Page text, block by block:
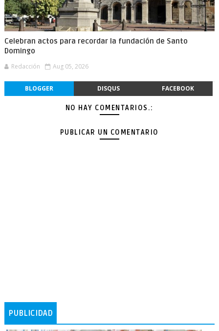
Celebran actos para recordar la fundación de Santo
Domingo
Redacción Aug 05, 2026
BLOGGER DISQUS FACEBOOK
NO HAY COMENTARIOS.:
PUBLICAR UN COMENTARIO
PUBLICIDAD